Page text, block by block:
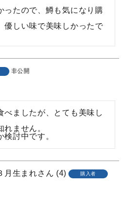
ったので、鱒も気になり購
優しい味で美味しかったで
非公開
べましたが、とても美味し
ません。
検討中です。
月生まれ 4 購入者